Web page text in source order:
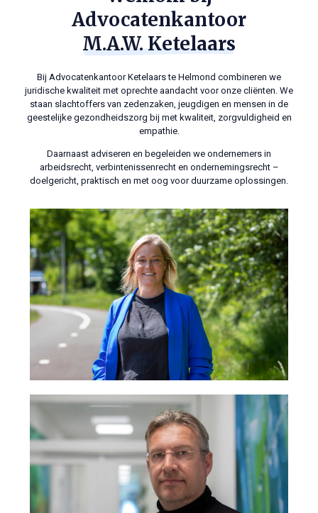
Advocatenkantoor
M.A.W. Ketelaars
Bij Advocatenkantoor Ketelaars te Helmond combineren we
juridische kwaliteit met oprechte aandacht voor onze cliënten. We
staan slachtoffers van zedenzaken, jeugdigen en mensen in de
geestelijke gezondheidszorg bij met kwaliteit, zorgvuldigheid en
empathie.
Daarnaast adviseren en begeleiden we ondernemers in
arbeidsrecht, verbintenissenrecht en ondernemingsrecht –
doelgericht, praktisch en met oog voor duurzame oplossingen.